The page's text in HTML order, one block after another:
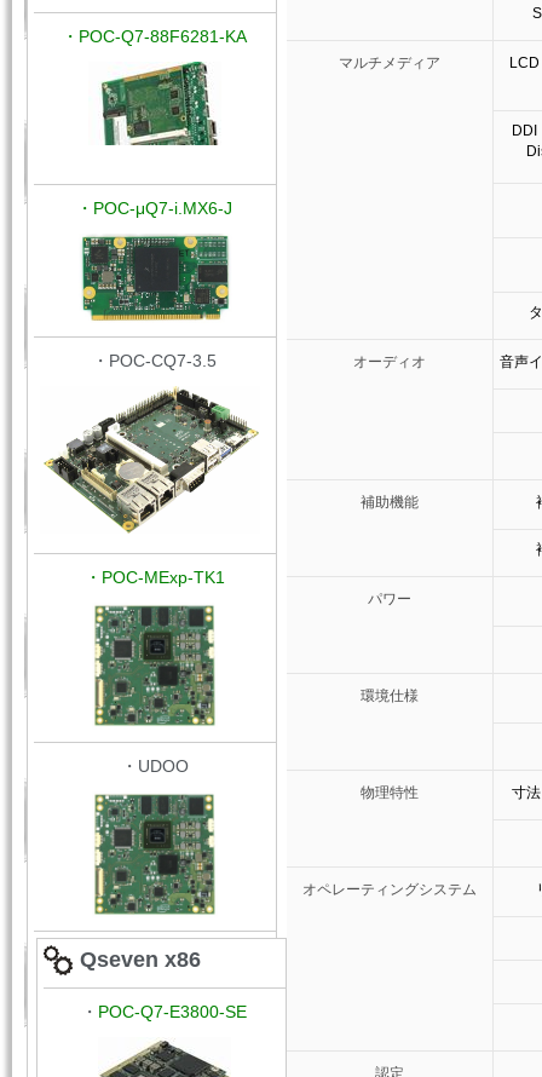
・POC-Q7-88F6281-KA
・POC-μQ7-i.MX6-J
・POC-CQ7-3.5
・POC-MExp-TK1
・UDOO
Qseven x86
・ POC-Q7-E3800-SE
マルチメディア
DDI
オーディオ 音声
補助機能
パワー
環境仕様
物理特性 寸
オペレーティングシステム
認定